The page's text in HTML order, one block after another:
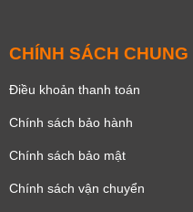
CHÍNH SÁCH CHUNG
Điều khoản thanh toán
Chính sách bảo hành
Chính sách bảo mật
Chính sách vận chuyển